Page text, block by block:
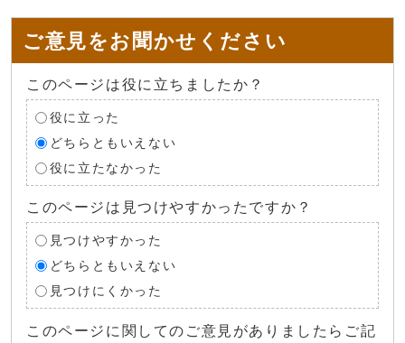
ご意見をお聞かせください
このページは役に立ちましたか？
役に立った
どちらともいえない
役に立たなかった
このページは見つけやすかったですか？
見つけやすかった
どちらともいえない
見つけにくかった
このページに関してのご意見がありましたらご記